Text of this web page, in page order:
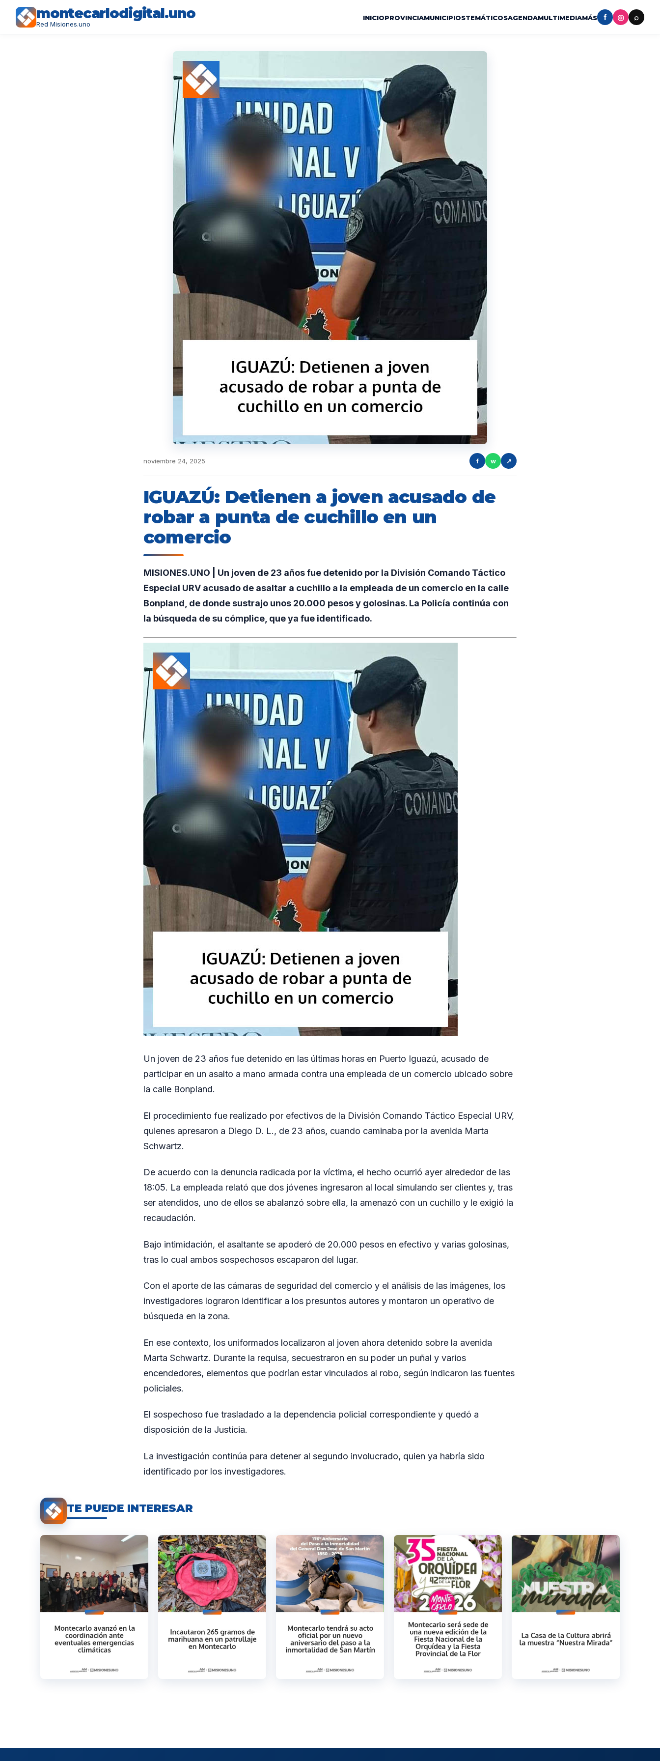
montecarlodigital.uno
Red Misiones.uno
INICIOPROVINCIAMUNICIPIOSTEMÁTICOSAGENDAMULTIMEDIAMÁS f ◎ ⌕
noviembre 24, 2025 f w ↗
IGUAZÚ: Detienen a joven acusado de
robar a punta de cuchillo en un
comercio
MISIONES.UNO | Un joven de 23 años fue detenido por la División Comando Táctico
Especial URV acusado de asaltar a cuchillo a la empleada de un comercio en la calle
Bonpland, de donde sustrajo unos 20.000 pesos y golosinas. La Policía continúa con
la búsqueda de su cómplice, que ya fue identificado.
Un joven de 23 años fue detenido en las últimas horas en Puerto Iguazú, acusado de
participar en un asalto a mano armada contra una empleada de un comercio ubicado sobre
la calle Bonpland.
El procedimiento fue realizado por efectivos de la División Comando Táctico Especial URV,
quienes apresaron a Diego D. L., de 23 años, cuando caminaba por la avenida Marta
Schwartz.
De acuerdo con la denuncia radicada por la víctima, el hecho ocurrió ayer alrededor de las
18:05. La empleada relató que dos jóvenes ingresaron al local simulando ser clientes y, tras
ser atendidos, uno de ellos se abalanzó sobre ella, la amenazó con un cuchillo y le exigió la
recaudación.
Bajo intimidación, el asaltante se apoderó de 20.000 pesos en efectivo y varias golosinas,
tras lo cual ambos sospechosos escaparon del lugar.
Con el aporte de las cámaras de seguridad del comercio y el análisis de las imágenes, los
investigadores lograron identificar a los presuntos autores y montaron un operativo de
búsqueda en la zona.
En ese contexto, los uniformados localizaron al joven ahora detenido sobre la avenida
Marta Schwartz. Durante la requisa, secuestraron en su poder un puñal y varios
encendedores, elementos que podrían estar vinculados al robo, según indicaron las fuentes
policiales.
El sospechoso fue trasladado a la dependencia policial correspondiente y quedó a
disposición de la Justicia.
La investigación continúa para detener al segundo involucrado, quien ya habría sido
identificado por los investigadores.
TE PUEDE INTERESAR